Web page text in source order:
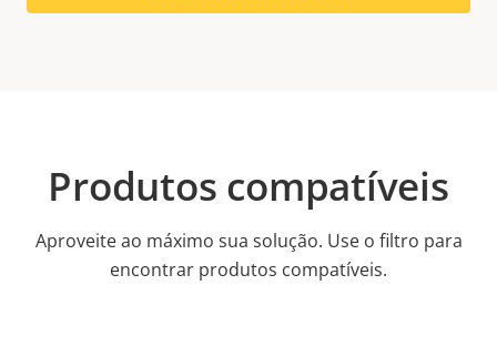
Produtos compatíveis
Aproveite ao máximo sua solução. Use o filtro para
encontrar produtos compatíveis.